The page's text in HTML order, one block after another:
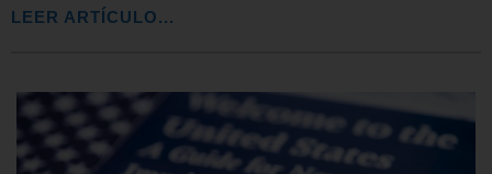
LEER ARTÍCULO...